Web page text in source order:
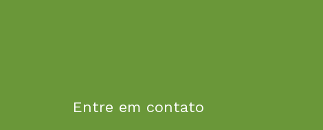
Entre em contato